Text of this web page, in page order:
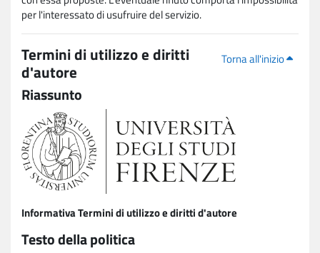
per l'interessato di usufruire del servizio.
Torna all'inizio
Termini di utilizzo e diritti
d'autore
Riassunto
Informativa Termini di utilizzo e diritti d'autore
Testo della politica